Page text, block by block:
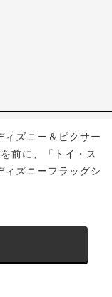
ズニー＆ピクサー
前に、「トイ・ス
ィズニーフラッグシ